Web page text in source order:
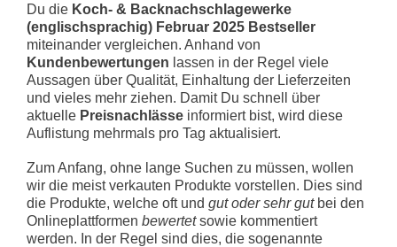
Du die Koch- & Backnachschlagewerke
(englischsprachig) Februar 2025 Bestseller
miteinander vergleichen. Anhand von
Kundenbewertungen lassen in der Regel viele
Aussagen über Qualität, Einhaltung der Lieferzeiten
und vieles mehr ziehen. Damit Du schnell über
aktuelle Preisnachlässe informiert bist, wird diese
Auflistung mehrmals pro Tag aktualisiert.
Zum Anfang, ohne lange Suchen zu müssen, wollen
wir die meist verkauten Produkte vorstellen. Dies sind
die Produkte, welche oft und gut oder sehr gutbei den
Onlineplattformen bewertetsowie kommentiert
werden. In der Regel sind dies, die sogenannte